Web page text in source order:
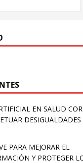
EN SALUD
DESIGUALDADES
PARA MEJORAR EL
Y PROTEGER